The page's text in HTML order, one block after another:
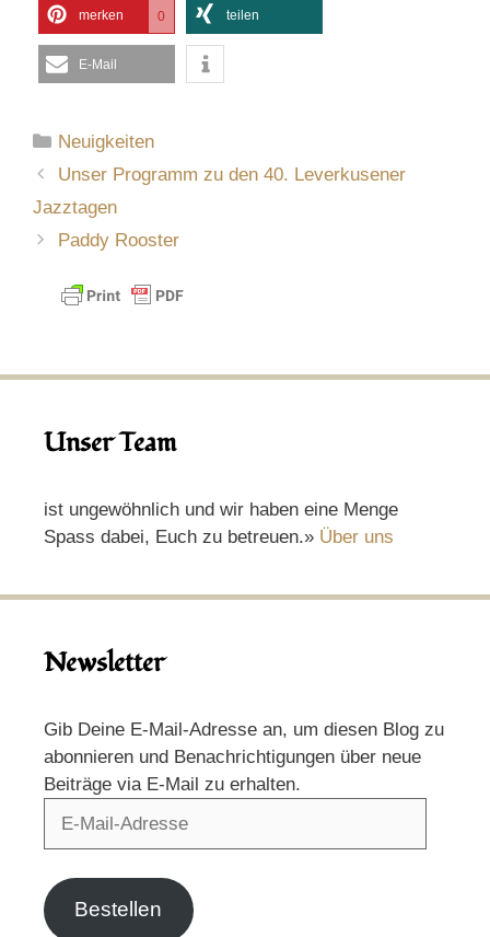
merken 0 teilen
E-Mail
Kategorien
Neuigkeiten
Unser Programm zu den 40. Leverkusener
Jazztagen
Paddy Rooster
Unser Team
ist ungewöhnlich und wir haben eine Menge
Spass dabei, Euch zu betreuen.» Über uns
Newsletter
Gib Deine E-Mail-Adresse an, um diesen Blog zu
abonnieren und Benachrichtigungen über neue
Beiträge via E-Mail zu erhalten.
Bestellen